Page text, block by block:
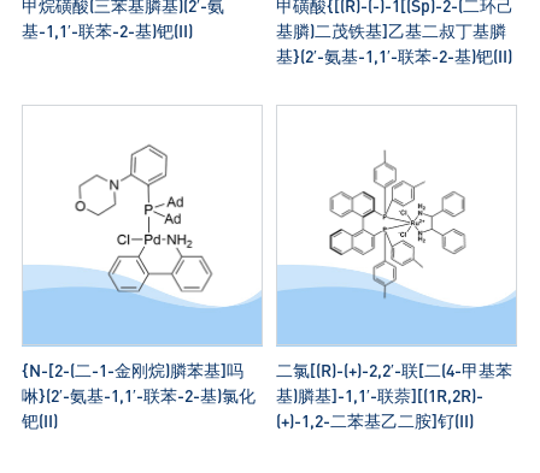
甲烷磺酸(三苯基膦基)(2′-氨
基-1,1′-联苯-2-基)钯(II)
甲磺酸{[(R)-(-)-1[(Sp)-2-(二环己
基膦)二茂铁基]乙基二叔丁基膦
基}(2′-氨基-1,1′-联苯-2-基)钯(II)
{N-[2-(二-1-金刚烷)膦苯基]吗
啉}(2′-氨基-1,1′-联苯-2-基)氯化
钯(II)
二氯[(R)-(+)-2,2′-联[二(4-甲基苯
基)膦基]-1,1′-联萘][(1R,2R)-
(+)-1,2-二苯基乙二胺]钌(II)